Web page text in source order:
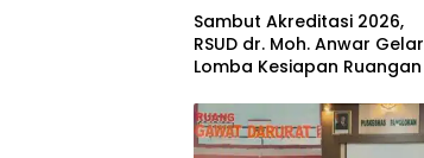
Sambut Akreditasi 2026,
RSUD dr. Moh. Anwar Gelar
Lomba Kesiapan Ruangan